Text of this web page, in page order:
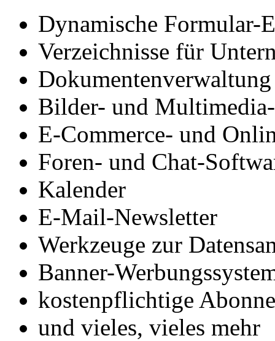
Dynamische Formular-
Verzeichnisse für
Dokumentenverwaltung
Bilder- und
E-Commerce- und
Foren- und Chat-
Kalender
E-Mail-Newsletter
Werkzeuge zur
Banner-
kostenpflichtige
und vieles, vieles mehr